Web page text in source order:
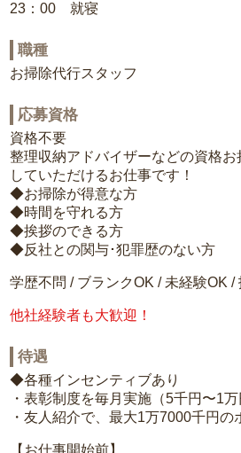
23：00 就寝
職種
お掃除代行スタッフ
応募資格
資格不要
整理収納アドバイザーなどの資格
していただけるお仕事です！
◆お掃除が得意な方
◆時間を守れる方
◆挨拶のできる方
◆反社との関与･犯罪歴のない方
学歴不問 / ブランクOK / 未経験OK
他社経験者も大歓迎！
待遇
◆各種インセンティブあり
・表彰制度を毎月実施（5千円〜1万
・友人紹介で、最大1万7000千円の